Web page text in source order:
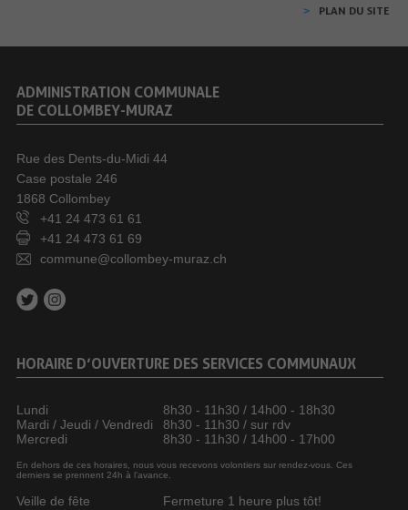
PLAN DU SITE
ADMINISTRATION COMMUNALE
DE COLLOMBEY-MURAZ
Rue des Dents-du-Midi 44
Case postale 246
1868 Collombey
+41 24 473 61 61
+41 24 473 61 69
commune@collombey-muraz.ch
HORAIRE D’OUVERTURE DES SERVICES COMMUNAUX
Lundi
8h30 - 11h30 / 14h00 - 18h30
Mardi / Jeudi / Vendredi
8h30 - 11h30 / sur rdv
Mercredi
8h30 - 11h30 / 14h00 - 17h00
En dehors de ces horaires, nous vous recevons volontiers sur rendez-vous. Ces
derniers se prennent 24h à l’avance.
Veille de fête Fermeture 1 heure plus tôt!